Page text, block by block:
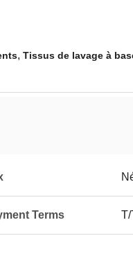
, Tissus de lavage à
Terms T/